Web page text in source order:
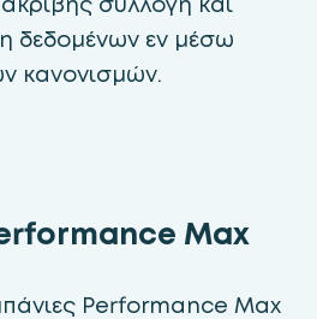
δεδομένων εν μέσω
κανονισμών.
Max
Performance Max